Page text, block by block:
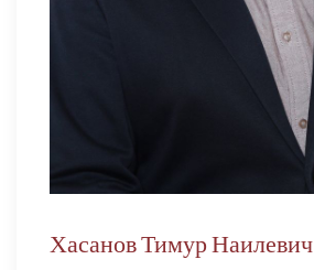
Хасанов Тимур Наилевич